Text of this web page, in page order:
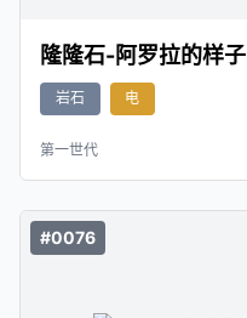
隆隆石-阿罗拉的样子
岩石 电
第一世代
#0076